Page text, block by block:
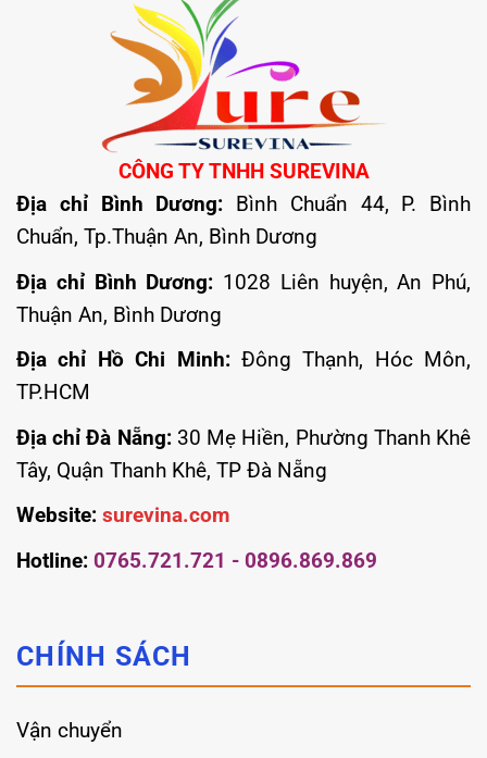
CÔNG TY TNHH SUREVINA
Địa chỉ Bình Dương: Bình Chuẩn 44, P. Bình
Chuẩn, Tp.Thuận An, Bình Dương
Địa chỉ Bình Dương: 1028 Liên huyện, An Phú,
Thuận An, Bình Dương
Địa chỉ Hồ Chi Minh:Đông Thạnh, Hóc Môn,
TP.HCM
Địa chỉ Đà Nẵng:30 Mẹ Hiền, Phường Thanh Khê
Tây, Quận Thanh Khê, TP Đà Nẵng
Website: surevina.com
Hotline: 0765.721.721 - 0896.869.869
CHÍNH SÁCH
Vận chuyển